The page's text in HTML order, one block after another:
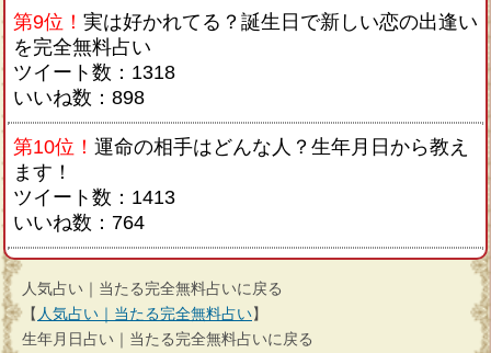
第9位！ 実は好かれてる？誕生日で新しい恋の出逢い
を完全無料占い
ツイート数：1318
いいね数：898
第10位！ 運命の相手はどんな人？生年月日から教え
ます！
ツイート数：1413
いいね数：764
人気占い｜当たる完全無料占いに戻る
【 人気占い｜当たる完全無料占い】
生年月日占い｜当たる完全無料占いに戻る